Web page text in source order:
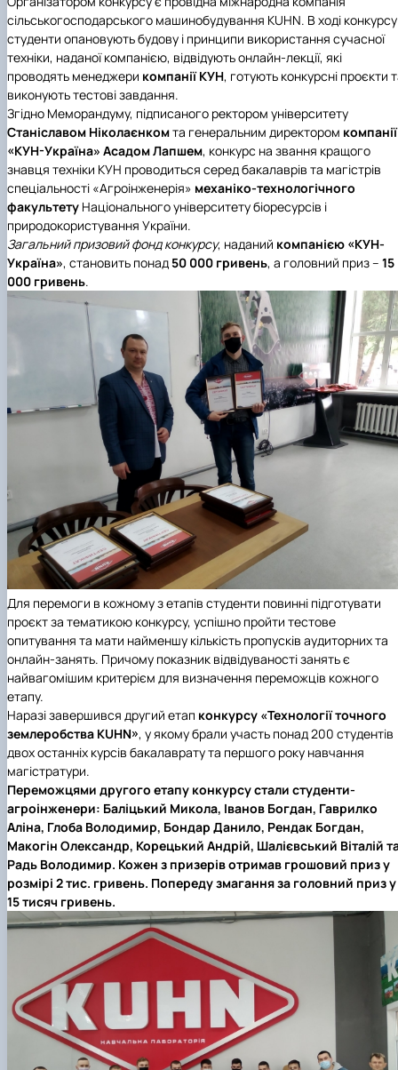
Іноземні мови
Працевлаштування
Їдальні та буфети
Студентські квитки
Центр вивчення мов
Психологічна підтримка
Інклюзивне середовище
Рада молодих вчених
Наукові школи
Стартап школа НУБіП України
Методичні рекомендації, пам'ятки
Форми документів
Патентно-ліцензійна діяльність
ЦКНО «Агропромисловий комплекс, лісове і
садово-паркове господарство, ветеринарна
медицина»
Обладнання НУБіП України
Біоетична комісія
Наукові видання
Досліднику та автору
Звіт про проведення НТЗ
Наукові журнали НУБіП України
Наукові журнали НУБіП України (English)
Пам'ятка про проведення науково-
заходів
Порядок планування та організації
проведення НТЗ
Результати науково-технічних заходів
Монографії
Наука для бізнесу
Каталог наукових послуг
«SEB-2024»
«SEB-2025»
Наглядова рада
Рада роботодавців
Благодійний фонд «Голосіївська ініціатива
Історія університету
Видатні випускники та працівники
Звіт ректора
Пам'яті захисників України
Почесні доктори і професори НУБіП України
Пресслужба
Університетський кур'єр
Вибори ректора
Програма розвитку університету
ініціатива – 2025»
Доступ до публічної інформації
Державні закупівлі
Офіційна символіка
Антикорупційні заходи
Уповноважена особа з питань запобігання
виявлення корупції
Положення про антикорупційного
уповноваженого НУБіП України
Національні нормативно-правові акти
Нормативно-правові акти НУБіП України
Інформаційні ресурси НАЗК
Методичні роз’яснення НАЗК
Антикорупційні заходи
Гендерна радниця
Контактна інформація
сільськогосподарського машинобудування KUHN. В ході конкурсу
студенти опановують будову і принципи використання сучасної
техніки, наданої компанією, відвідують онлайн-лекції, які
проводять менеджери компанії КУН, готують конкурсні проєкти
виконують тестові завдання.
Згідно Меморандуму, підписаного ректором університету
Станіславом Ніколаєнкомта генеральним директором компанії
«КУН-Україна» Асадом Лапшем, конкурс на звання кращого
знавця техніки КУН проводиться серед бакалаврів та магістрів
спеціальності «Агроінженерія» механіко-технологічного
факультету Національного університету біоресурсів і
природокористування України.
Загальний призовий фонд конкурсу, наданий компанією «КУН-
Україна», становить понад 50 000 гривень, а головний приз – 15
000 гривень.
Для перемоги в кожному з етапів студенти повинні підготувати
проєкт за тематикою конкурсу, успішно пройти тестове
опитування та мати найменшу кількість пропусків аудиторних та
онлайн-занять. Причому показник відвідуваності занять є
найвагомішим критерієм для визначення переможців кожного
етапу.
Наразі завершився другий етап конкурсу «Технології точного
землеробства KUHN», у якому брали участь понад 200 студентів
двох останніх курсів бакалаврату та першого року навчання
магістратури.
Переможцями другого етапу конкурсустали студенти-
агроінженери: Баліцький Микола, Іванов Богдан, Гаврилко
Аліна, Глоба Володимир, Бондар Данило, Рендак Богдан,
Макогін Олександр, Корецький Андрій, Шалієвський Віталій
Радь Володимир. Кожен з призерів отримав грошовий приз у
розмірі 2 тис. гривень. Попереду змагання за головний приз у
15 тисяч гривень.